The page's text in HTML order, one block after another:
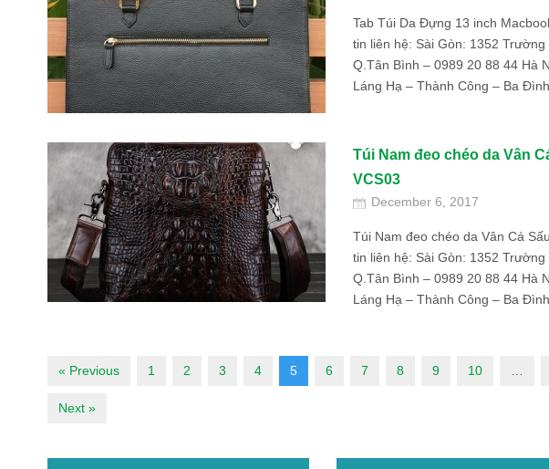
Tab Túi Da Đựng 13 inch
tin liên hệ: Sài Gòn: 1352 Trường
Q.Tân Bình – 0989 20 88 44 Hà
Láng Hạ – Thành Công – Ba
Túi Nam đeo chéo da Vân
VCS03
December 6, 2017
Túi Nam đeo chéo da Vân Cá
tin liên hệ: Sài Gòn: 1352 Trường
Q.Tân Bình – 0989 20 88 44 Hà
Láng Hạ – Thành Công – Ba
« Previous 1 2 3 4 5 6 7 8 9 10 …
Next »